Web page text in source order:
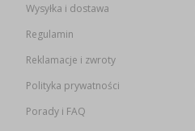
Wysyłka i dostawa
Regulamin
Reklamacje i zwroty
Polityka prywatności
Porady i FAQ